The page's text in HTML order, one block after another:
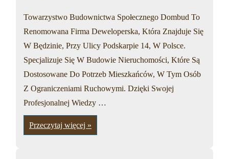
Towarzystwo Budownictwa Społecznego Dombud To
Renomowana Firma Deweloperska, Która Znajduje Się
W Będzinie, Przy Ulicy Podskarpie 14, W Polsce.
Specjalizuje Się W Budowie Nieruchomości, Które Są
Dostosowane Do Potrzeb Mieszkańców, W Tym Osób
Z Ograniczeniami Ruchowymi. Dzięki Swojej
Profesjonalnej Wiedzy …
Towarzystwo
Budownictwa
Spolecznego
Przeczytaj więcej »